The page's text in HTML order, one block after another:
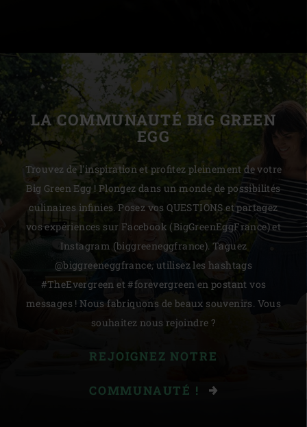
LA COMMUNAUTÉ BIG GREEN
EGG
Trouvez de l'inspiration et profitez pleinement de votre
Big Green Egg ! Plongez dans un monde de possibilités
culinaires infinies. Posez vos QUESTIONS et partagez
vos expériences sur Facebook (BigGreenEggFrance) et
Instagram (biggreeneggfrance). Taguez
@biggreeneggfrance, utilisez les hashtags
#TheEvergreen et #forevergreen en postant vos
messages ! Nous fabriquons de beaux souvenirs. Vous
souhaitez nous rejoindre ?
REJOIGNEZ NOTRE
COMMUNAUTÉ !